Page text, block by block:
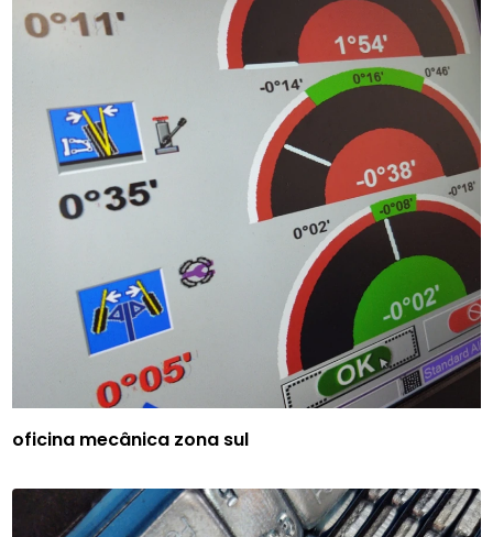
oficina mecânica zona sul